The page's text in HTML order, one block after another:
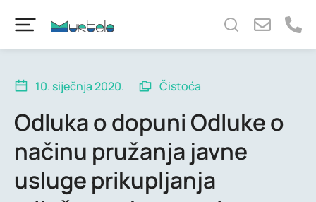
10. siječnja 2020. Čistoća
Odluka o dopuni Odluke o
načinu pružanja javne
usluge prikupljanja